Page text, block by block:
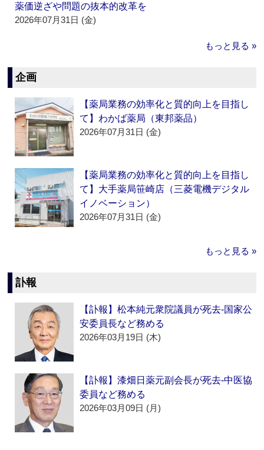
薬価逆ざや問題の抜本的改革を
2026年07月31日 (金)
もっと見る »
企画
【薬局業務の効率化と質的向上を目指し
て】わかば薬局（東邦薬品）
2026年07月31日 (金)
【薬局業務の効率化と質的向上を目指し
て】大手薬局笹崎店（三菱電機デジタル
イノベーション）
2026年07月31日 (金)
もっと見る »
訃報
【訃報】松本純元衆院議員が死去‐国家公
安委員長など務める
2026年03月19日 (木)
【訃報】漆畑日薬元副会長が死去‐中医協
委員など務める
2026年03月09日 (月)